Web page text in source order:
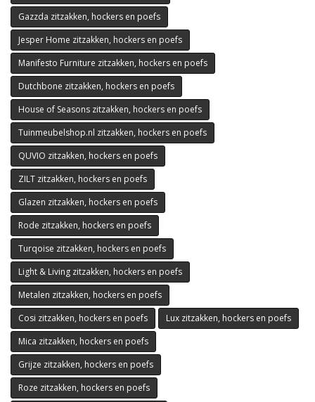
Gazzda zitzakken, hockers en poefs
Jesper Home zitzakken, hockers en poefs
Manifesto Furniture zitzakken, hockers en poefs
Dutchbone zitzakken, hockers en poefs
House of Seasons zitzakken, hockers en poefs
Tuinmeubelshop.nl zitzakken, hockers en poefs
QUVIO zitzakken, hockers en poefs
ZILT zitzakken, hockers en poefs
Glazen zitzakken, hockers en poefs
Rode zitzakken, hockers en poefs
Turqoise zitzakken, hockers en poefs
Light & Living zitzakken, hockers en poefs
Metalen zitzakken, hockers en poefs
Cosi zitzakken, hockers en poefs
Lux zitzakken, hockers en poefs
Mica zitzakken, hockers en poefs
Grijze zitzakken, hockers en poefs
Roze zitzakken, hockers en poefs